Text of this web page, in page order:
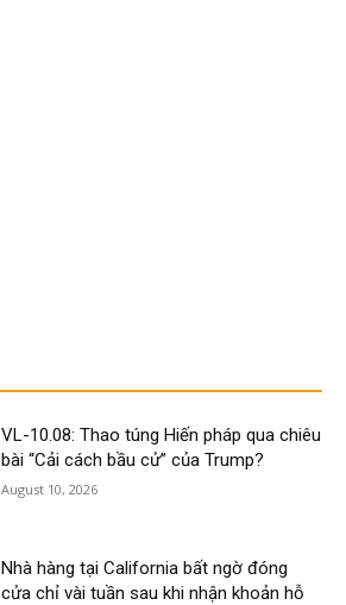
VL-10.08: Thao túng Hiến pháp qua chiêu
bài “Cải cách bầu cử” của Trump?
August 10, 2026
Nhà hàng tại California bất ngờ đóng
cửa chỉ vài tuần sau khi nhận khoản hỗ